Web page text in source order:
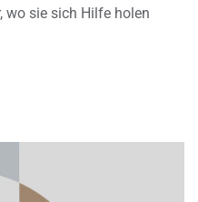
wo sie sich Hilfe holen